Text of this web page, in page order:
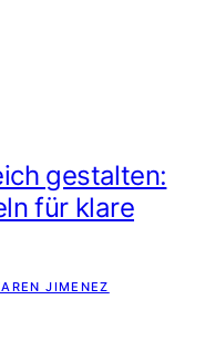
gestalten:
für klare
JIMENEZ